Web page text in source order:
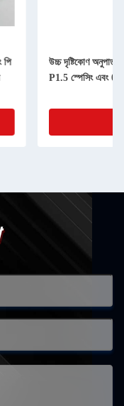
উচ্চ দৃষ্টিকোণ অনুপাত 10
P1.5 স্পেসিং এবং 0.3